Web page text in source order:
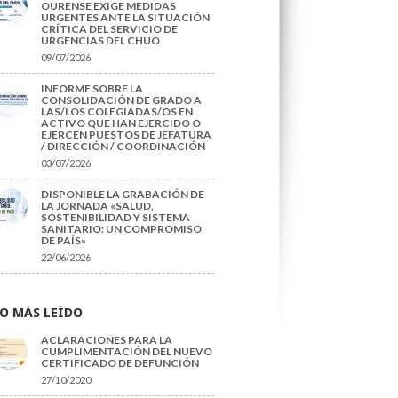
OURENSE EXIGE MEDIDAS
URGENTES ANTE LA SITUACIÓN
CRÍTICA DEL SERVICIO DE
URGENCIAS DEL CHUO
09/07/2026
INFORME SOBRE LA
CONSOLIDACIÓN DE GRADO A
LAS/LOS COLEGIADAS/OS EN
ACTIVO QUE HAN EJERCIDO O
EJERCEN PUESTOS DE JEFATURA
/ DIRECCIÓN / COORDINACIÓN
03/07/2026
DISPONIBLE LA GRABACIÓN DE
LA JORNADA «SALUD,
SOSTENIBILIDAD Y SISTEMA
SANITARIO: UN COMPROMISO
DE PAÍS»
22/06/2026
MÁS LEÍDO
ACLARACIONES PARA LA
CUMPLIMENTACIÓN DEL NUEVO
CERTIFICADO DE DEFUNCIÓN
27/10/2020